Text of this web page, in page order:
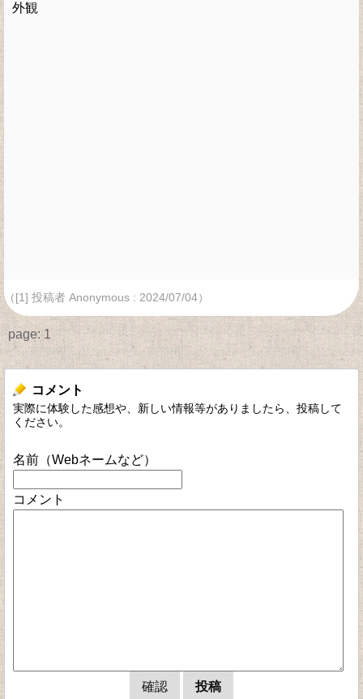
外観
（[1] 投稿者 Anonymous : 2024/07/04）
page:1
コメント
実際に体験した感想や、新しい情報等がありましたら、投稿して
ください。
名前（Webネームなど）
コメント